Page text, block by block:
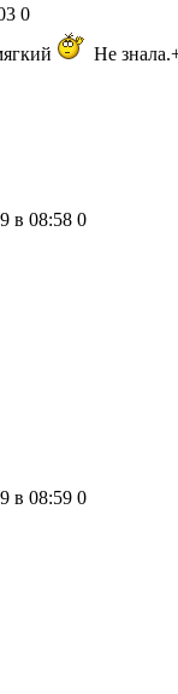
0
Не
в 08:58 0
в 08:59 0